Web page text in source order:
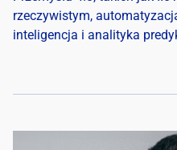
rzeczywistym,
inteligencja i analityka